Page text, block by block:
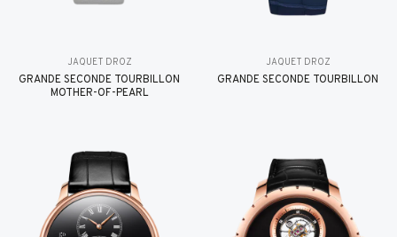
JAQUET DROZ
GRANDE SECONDE TOURBILLON
MOTHER-OF-PEARL
JAQUET DROZ
GRANDE SECONDE TOURBILLON